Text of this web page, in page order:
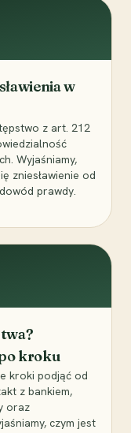
w
z art. 212
Wyjaśniamy,
zniesławienie od
prawdy.
kroku
kroki podjąć od
z bankiem,
oraz
czym jest